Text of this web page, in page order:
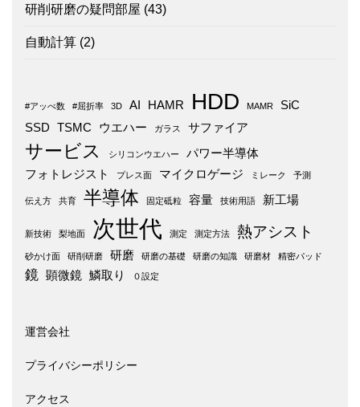
研削研磨の疑問部屋 (43)
自動計算 (2)
#アッべ数 #屈折率 3D AI HAMR HDD MAMR
SiC
SSD
TSMC ウエハー ガラス サファイア
サービス シリコンウエハー
パワー半導体
フォトレジスト
プレス面 マイクロゲージ ミレーク 予測
伝え方 共育 半導体 固定砥粒 容量 技術用語 新工場
新技術 梨地面 次世代 測定 測定方法 熱アシスト
砂かけ面 研削研磨 研磨 研磨の基礎 研磨の知識 研磨材 精密パッド
鏡 顕微鏡 鱗取り ０設定
運営会社
プライバシーポリシー
アクセス